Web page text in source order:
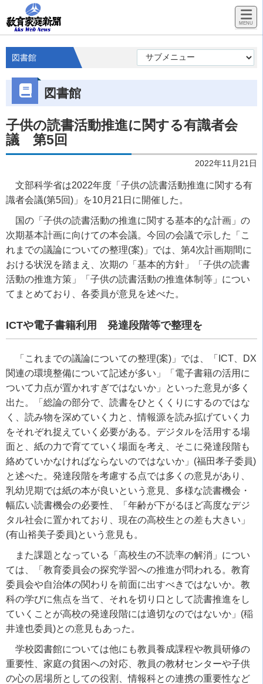
図書館
図書館
子供の読書活動推進に関する有識者会
議 第5回
2022年11月21日
文部科学省は2022年度「子供の読書活動推進に関する有
識者会議(第5回) 」を10月 21 日に開催した。
国の「子供の読書活動の推進に関する基本的な計画」の
次期基本計画に向けての本会議。今回の会議で示した「こ
れまでの議論についての整理(案) 」では、第4次計画期間に
おける状況を踏まえ、次期の「基本的方針」「子供の読書
活動の推進方策」「子供の読書活動の推進体制等」につい
てまとめており、各委員が意見を述べた。
ICTや電子書籍利用 発達段階等で整理を
「これまでの議論についての整理(案) 」では、「 ICT
DX
関連の環境整備について記述が多い」「電子書籍の活用に
ついて力点が置かれすぎではないか」といった意見が多く
出た。「総論の部分で、読書をひとくくりにするのではな
く、読み物を深めていく力と、情報源を読み拡げていく力
をそれぞれ捉えていく必要がある。デジタルを活用する場
面と、紙の力で育てていく場面を考え、そこに発達段階も
絡めていかなければならないのではないか」 (福田孝子委員)
と述べた。発達段階を考慮する点では多くの意見があり、
乳幼児期では紙の本が良いという意見、多様な読書機会・
幅広い読書機会の必要性、「年齢が下がるほど高度なデジ
タル社会に置かれており、現在の高校生との差も大きい」
(有山裕美子委員)という意見も。
また課題となっている「高校生の不読率の解消」につい
ては、「教育委員会の探究学習への推進が問われる。教育
委員会や自治体の関わりを前面に出すべきではないか。教
科の学びに焦点を当て、それを切り口として読書推進をし
ていくことが高校の発達段階には適切なのではないか」 (稲
井達也委員)との意見もあった。
学校図書館については他にも教員養成課程や教員研修の
重要性、家庭の貧困への対応、教員の教材センターや子供
の心の居場所としての役割、情報科との連携の重要性など